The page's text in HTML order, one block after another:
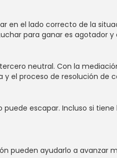
en el lado correcto de la
para ganar es agotador
neutral. Con la
el proceso de resolución de
escapar. Incluso si
pueden ayudarlo a